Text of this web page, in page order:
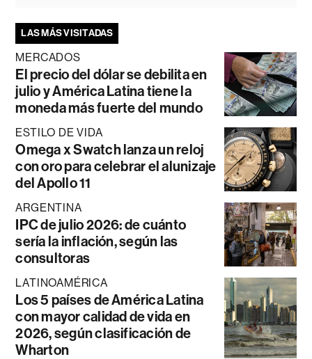
LAS MÁS VISITADAS
MERCADOS
El precio del dólar se debilita en
julio y América Latina tiene la
moneda más fuerte del mundo
ESTILO DE VIDA
Omega x Swatch lanza un reloj
con oro para celebrar el alunizaje
del Apollo 11
ARGENTINA
IPC de julio 2026: de cuánto
sería la inflación, según las
consultoras
LATINOAMÉRICA
Los 5 países de América Latina
con mayor calidad de vida en
2026, según clasificación de
Wharton